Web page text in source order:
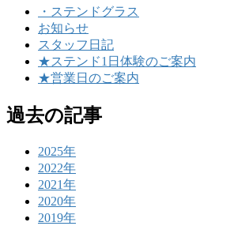
・ステンドグラス
お知らせ
スタッフ日記
★ステンド1日体験のご案内
★営業日のご案内
過去の記事
2025年
2022年
2021年
2020年
2019年